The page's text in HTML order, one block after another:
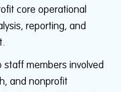
core operational
reporting, and
staff members involved
and nonprofit